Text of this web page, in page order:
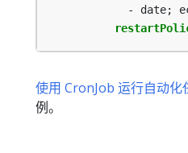
- date;
使用 CronJob 运行自动化
例。